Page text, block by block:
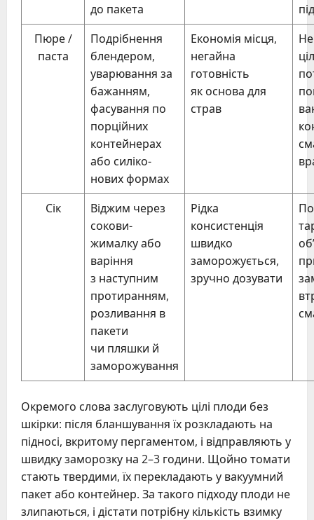
до пакета
Пюре /
паста
Подрібнення
блендером,
уварювання за
бажанням,
фасування по
порційних
контейнерах
або силіко-
нових формах
Економія місця,
негайна
готовність
як основа для
страв
Сік
Віджим через
сокови-
жималку або
варіння
з наступним
протиранням,
розливання в
пакети
чи пляшки й
заморожування
Рідка
консистенція
швидко
заморожується,
зручно дозувати
Окремого слова заслуговують цілі плоди без
шкірки: після бланшування їх розкладають на
підносі, вкритому пергаментом, і відправляють у
швидку заморозку на 2–3 години. Щойно томати
стають твердими, їх перекладають у вакуумний
пакет або контейнер. За такого підходу плоди не
злипаються, і дістати потрібну кількість взимку